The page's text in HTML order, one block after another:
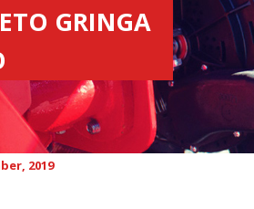
GRINGA
US
2019